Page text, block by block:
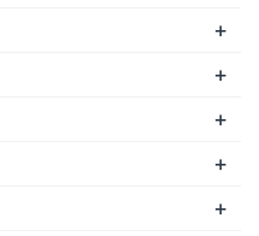
+
+
+
+
+